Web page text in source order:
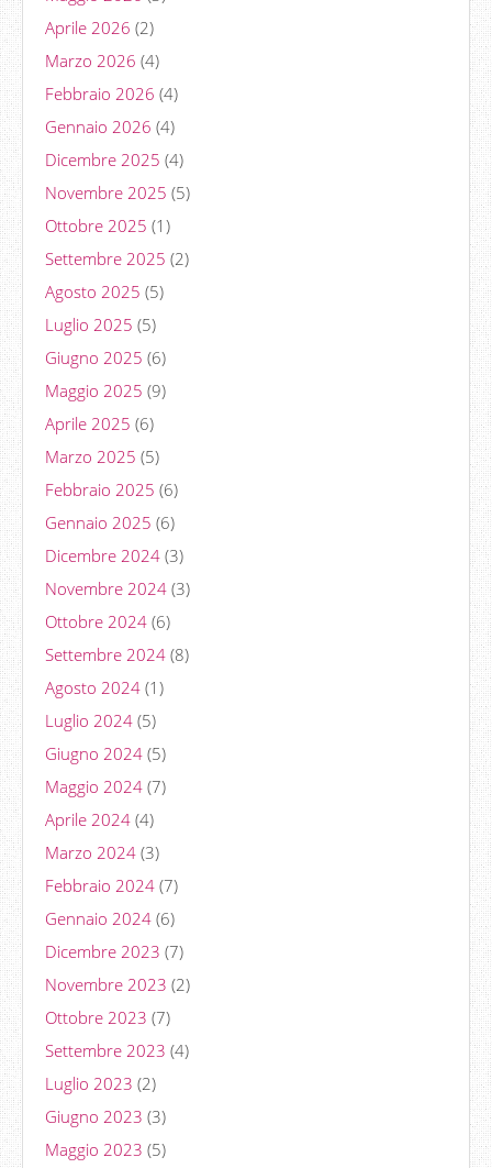
Aprile 2026 (2)
Marzo 2026 (4)
Febbraio 2026 (4)
Gennaio 2026 (4)
Dicembre 2025 (4)
Novembre 2025 (5)
Ottobre 2025 (1)
Settembre 2025 (2)
Agosto 2025 (5)
Luglio 2025 (5)
Giugno 2025 (6)
Maggio 2025 (9)
Aprile 2025 (6)
Marzo 2025 (5)
Febbraio 2025 (6)
Gennaio 2025 (6)
Dicembre 2024 (3)
Novembre 2024 (3)
Ottobre 2024 (6)
Settembre 2024 (8)
Agosto 2024 (1)
Luglio 2024 (5)
Giugno 2024 (5)
Maggio 2024 (7)
Aprile 2024 (4)
Marzo 2024 (3)
Febbraio 2024 (7)
Gennaio 2024 (6)
Dicembre 2023 (7)
Novembre 2023 (2)
Ottobre 2023 (7)
Settembre 2023 (4)
Luglio 2023 (2)
Giugno 2023 (3)
Maggio 2023 (5)